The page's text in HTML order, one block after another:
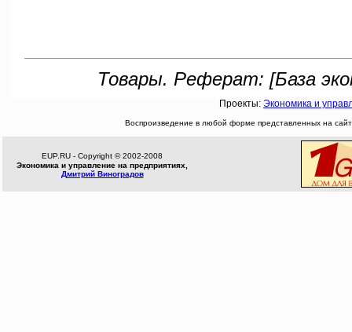
Товары. Реферат: [База
Проекты: Экономика и
Воспроизведение в любой форме представленных на
EUP.RU - Copyright © 2002-2008
Экономика и управление на предприятиях,
Дмитрий Виноградов